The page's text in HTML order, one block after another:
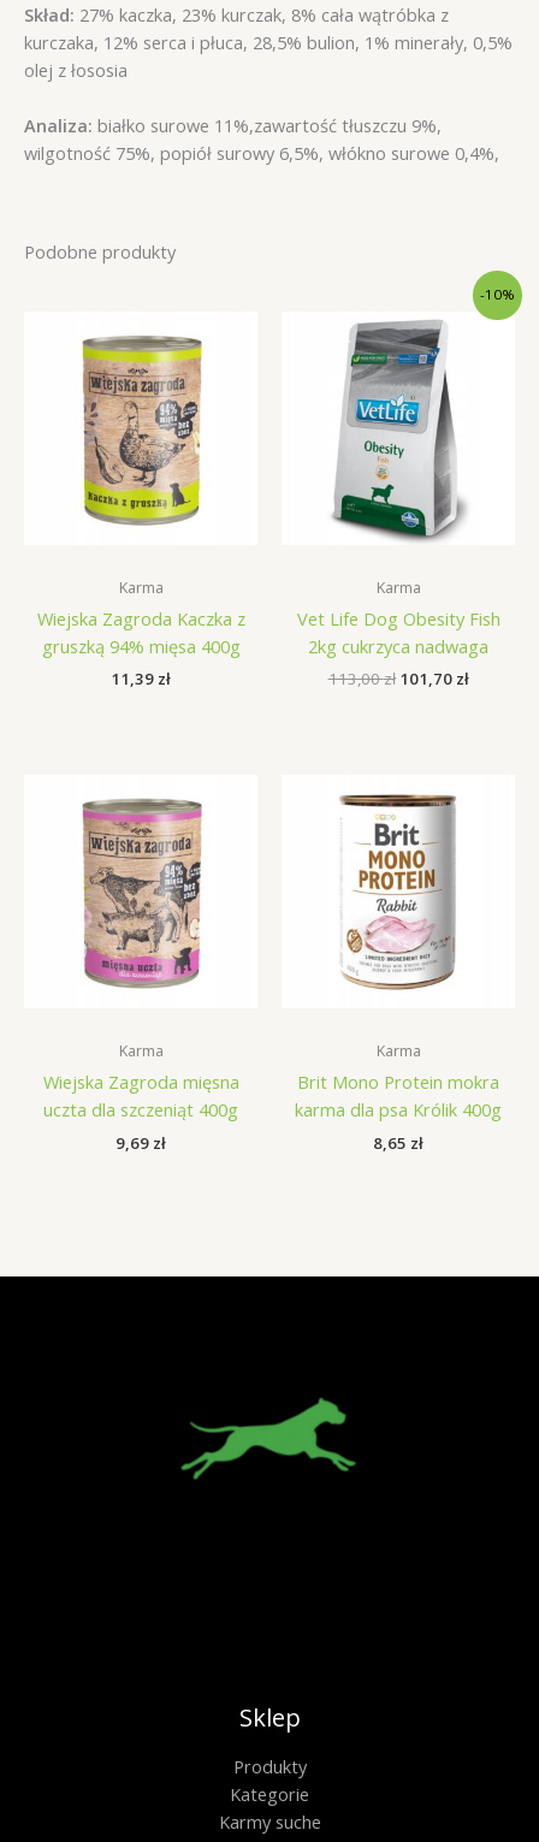
Skład: 27% kaczka, 23% kurczak, 8% cała wątróbka z
kurczaka, 12% serca i płuca, 28,5% bulion, 1% minerały, 0,5%
olej z łososia
Analiza: białko surowe 11%,zawartość tłuszczu 9%,
wilgotność 75%, popiół surowy 6,5%, włókno surowe 0,4%,
Podobne produkty
Karma
Wiejska Zagroda Kaczka z
gruszką 94% mięsa 400g
11,39 zł
-10%
Karma
Vet Life Dog Obesity Fish
2kg cukrzyca nadwaga
113,00zł Pierwotna
101,70 złAktualna
Karma
Wiejska Zagroda mięsna
uczta dla szczeniąt 400g
9,69 zł
Karma
Brit Mono Protein mokra
karma dla psa Królik 400g
8,65 zł
Sklep
Produkty
Kategorie
Karmy suche